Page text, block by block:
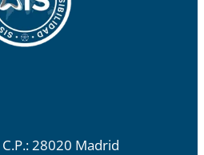
28020 Madrid